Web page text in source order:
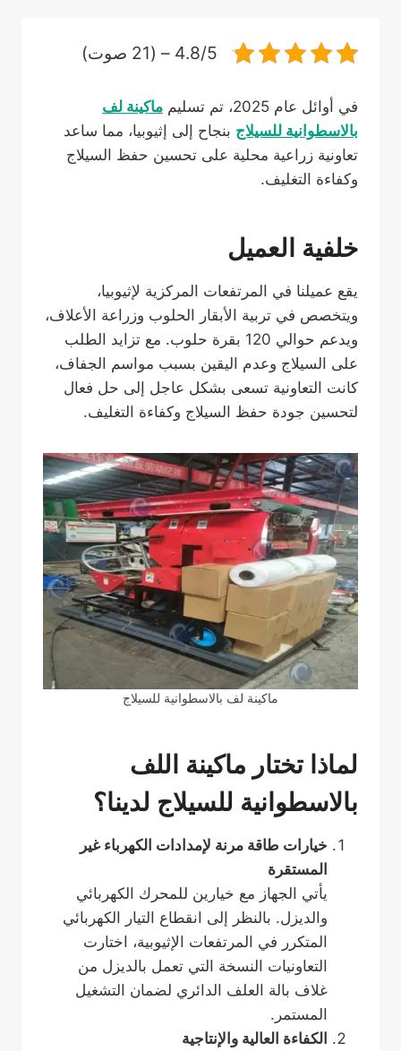
4.8/5 – (21 صوت)
في أوائل عام 2025، تم تسليم
ماكينة لف
بالاسطوانية للسيلاج بنجاح إلى إثيوبيا، مما ساعد
تعاونية زراعية محلية على تحسين حفظ السيلاج
وكفاءة التغليف.
خلفية العميل
يقع عميلنا في المرتفعات المركزية لإثيوبيا،
ويتخصص في تربية الأبقار الحلوب وزراعة الأعلاف،
ويدعم حوالي 120 بقرة حلوب. مع تزايد الطلب
على السيلاج وعدم اليقين بسبب مواسم الجفاف،
كانت التعاونية تسعى بشكل عاجل إلى حل فعال
لتحسين جودة حفظ السيلاج وكفاءة التغليف.
ماكينة لف بالاسطوانية للسيلاج
لماذا تختار ماكينة اللف
بالاسطوانية للسيلاج لدينا؟
خيارات طاقة مرنة لإمدادات الكهرباء غير
المستقرة
يأتي الجهاز مع خيارين للمحرك الكهربائي
والديزل. بالنظر إلى انقطاع التيار الكهربائي
المتكرر في المرتفعات الإثيوبية، اختارت
التعاونيات النسخة التي تعمل بالديزل من
غلاف بالة العلف الدائري لضمان التشغيل
المستمر.
الكفاءة العالية والإنتاجية